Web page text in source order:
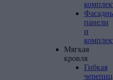
панели
и
Мягкая
кровля
Гибкая